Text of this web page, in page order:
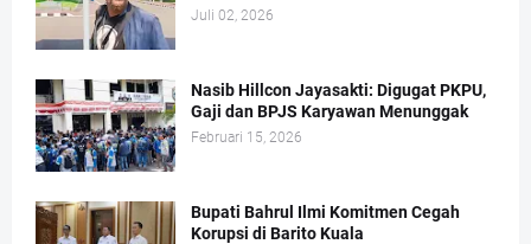
Juli 02, 2026
Nasib Hillcon Jayasakti: Digugat PKPU,
Gaji dan BPJS Karyawan Menunggak
Februari 15, 2026
Bupati Bahrul Ilmi Komitmen Cegah
Korupsi di Barito Kuala